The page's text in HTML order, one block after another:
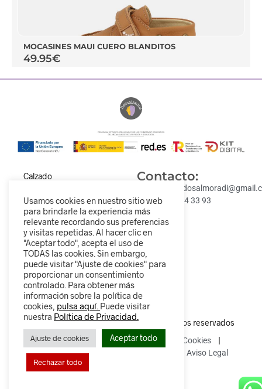
MOCASINES MAUI CUERO BLANDITOS
49.95€
Calzado
moderno y para
todos los
estilos.
Descubre
nuestra
colección y
camina
diferente.
Contacto:
Tel: 693 84 33 93
© 2025 Descalzados.es – Todos los derechos reservados
Política de Privacidad
Política de Cookies
Política de devoluciones y reembolsos
Aviso Legal
Usamos cookies en nuestro sitio web
para brindarle la experiencia más
relevante recordando sus preferencias
y visitas repetidas. Al hacer clic en
"Aceptar todo", acepta el uso de
TODAS las cookies. Sin embargo,
puede visitar "Ajuste de cookies" para
proporcionar un consentimiento
controlado. Para obtener más
información sobre la política de
cookies, pulsa aquí. Puede visitar
nuestra Política de Privacidad.
Ajuste de cookies Aceptar todo
Rechazar todo